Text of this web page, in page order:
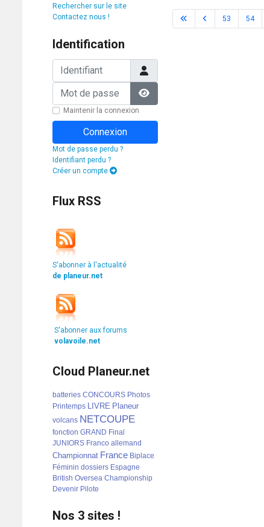
Rechercher sur le site
Contactez nous !
Identification
Identifiant
Mot de passe
Afficher le mot de passe
Maintenir la connexion
Connexion
Mot de passe perdu ?
Identifiant perdu ?
Créer un compte
Flux RSS
S'abonner à l'actualité
de planeur.net
S'abonner aux forums
volavoile.net
Cloud Planeur.net
batteries CONCOURS Photos
Printemps LIVRE Planeur
volcans NETCOUPE
fonction GRAND Final
JUNIORS Franco allemand
Championnat France Biplace
Féminin dossiers Espagne
British Oversea Championship
Devenir Pilote
Nos 3 sites !
53 54